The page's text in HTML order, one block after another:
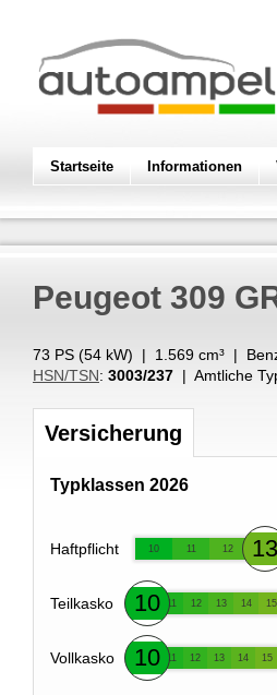
Startseite Informationen
Peugeot 309
73 PS (54 kW) | 1.569 cm³ |
HSN/TSN: 3003/237 | Amtliche
Versicherung
Typklassen 2026
Haftpflicht 10 11 12 13
Teilkasko 10 11 12 13 14 15
Vollkasko 10 11 12 13 14 15